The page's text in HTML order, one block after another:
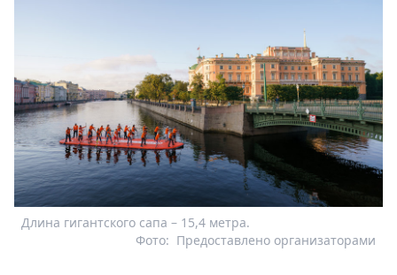
Длина гигантского сапа – 15,4 метра.
Предоставлено организаторами
Фото: